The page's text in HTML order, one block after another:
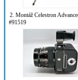
2. Montáž Celestron
#91519